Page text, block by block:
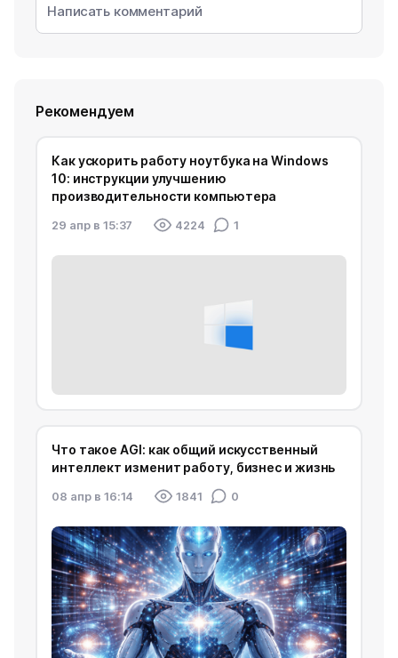
Рекомендуем
Как ускорить работу ноутбука на Windows
10: инструкции улучшению
производительности компьютера
29 апр в 15:37 4224 1
Что такое AGI: как общий искусственный
интеллект изменит работу, бизнес и жизнь
08 апр в 16:14 1841 0